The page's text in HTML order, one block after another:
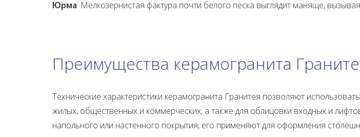
Юрма. Мелкозернистая фактура почти белого песка выглядит маняще,
Преимущества керамогранита
Технические характеристики керамогранита Гранитея позволяют
жилых, общественных и коммерческих, а также для облицовки входных и
напольного или настенного покрытия, его применяют для оформления